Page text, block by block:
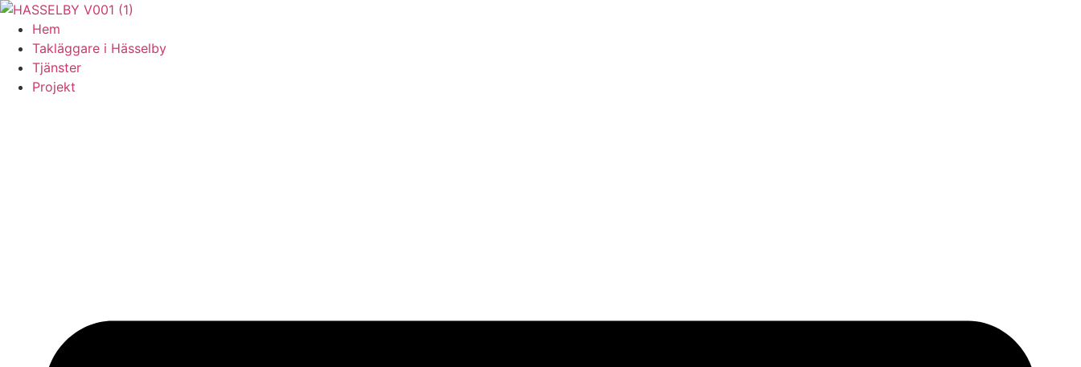
Skip
content
Hem
Takläggare i Hässelby
Tjänster
Projekt